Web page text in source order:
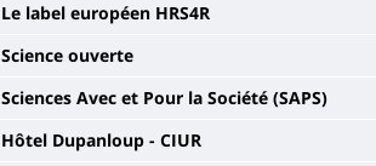
Le label européen HRS4R
Science ouverte
Sciences Avec et Pour la Société (SAPS)
Hôtel Dupanloup - CIUR